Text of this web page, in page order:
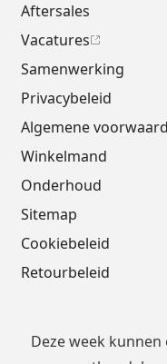
Aftersales
Vacatures
Samenwerking
Privacybeleid
Algemene
Winkelmand
Onderhoud
Sitemap
Cookiebeleid
Retourbeleid
Deze week